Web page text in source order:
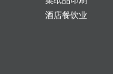
酒店餐饮业